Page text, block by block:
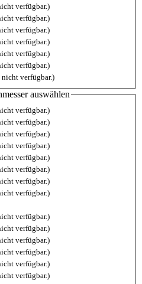
verfügbar.)
verfügbar.)
verfügbar.)
verfügbar.)
verfügbar.)
verfügbar.)
verfügbar.)
auswählen
verfügbar.)
verfügbar.)
verfügbar.)
verfügbar.)
verfügbar.)
verfügbar.)
verfügbar.)
verfügbar.)
verfügbar.)
verfügbar.)
verfügbar.)
verfügbar.)
verfügbar.)
verfügbar.)